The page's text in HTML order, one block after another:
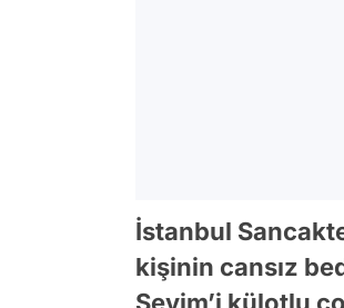
İstanbul
kişinin cansız